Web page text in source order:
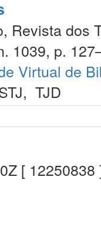
Revista dos
1039, p.
Virtual de
, TJD
[ 12250838